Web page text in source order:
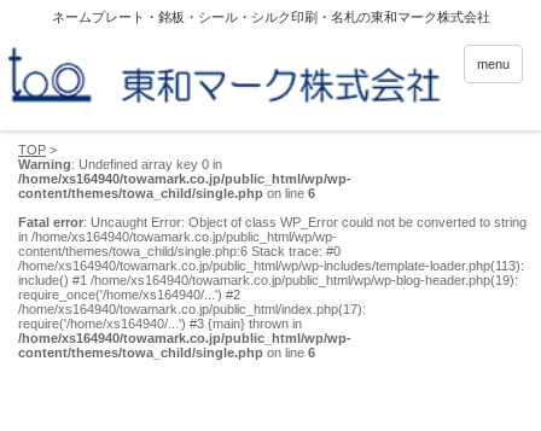
ネームプレート・銘板・シール・シルク印刷・名札の東和マーク株式会社
menu
TOP >
Warning: Undefined array key 0 in
/home/xs164940/towamark.co.jp/public_html/wp/wp-
content/themes/towa_child/single.php on line 6
Fatal error: Uncaught Error: Object of class WP_Error could not be converted to string
in /home/xs164940/towamark.co.jp/public_html/wp/wp-
content/themes/towa_child/single.php:6 Stack trace: #0
/home/xs164940/towamark.co.jp/public_html/wp/wp-includes/template-loader.php(113):
include() #1 /home/xs164940/towamark.co.jp/public_html/wp/wp-blog-header.php(19):
require_once('/home/xs164940/...') #2
/home/xs164940/towamark.co.jp/public_html/index.php(17):
require('/home/xs164940/...') #3 {main} thrown in
/home/xs164940/towamark.co.jp/public_html/wp/wp-
content/themes/towa_child/single.php on line 6